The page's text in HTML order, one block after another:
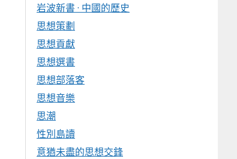
岩波新書 · 中國的歷史
思想策劃
思想貢獻
思想選書
思想部落客
思想音樂
思潮
性別島讀
意猶未盡的思想交鋒